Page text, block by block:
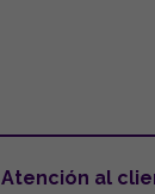
Atención al